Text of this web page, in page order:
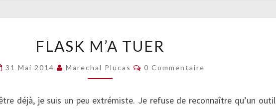
M’A
TUER
FLASK M’A TUER
31 Mai 2014 Marechal Plucas Commentaires
0 Commentaire
déjà, je suis un peu extrémiste. Je refuse de reconnaître qu’un outil